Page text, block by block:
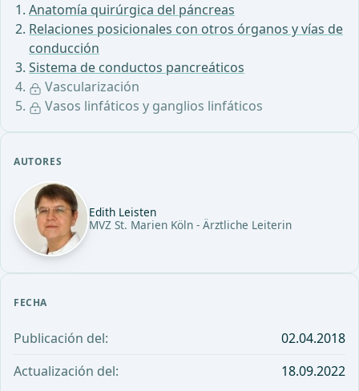
Anatomía quirúrgica del páncreas
Relaciones posicionales con otros órganos y vías de
conducción
Sistema de conductos pancreáticos
Vascularización
Vasos linfáticos y ganglios linfáticos
AUTORES
Edith Leisten
MVZ St. Marien Köln - Ärztliche Leiterin
FECHA
Publicación del:
02.04.2018
Actualización del:
18.09.2022